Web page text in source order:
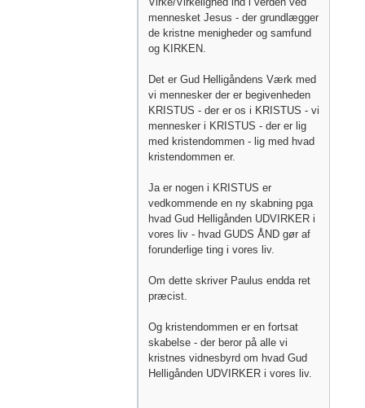
mennesket Jesus - der grundlægger
de kristne menigheder og samfund
og KIRKEN.
Det er Gud Helligåndens Værk med
vi mennesker der er begivenheden
KRISTUS - der er os i KRISTUS - vi
mennesker i KRISTUS - der er lig
med kristendommen - lig med hvad
kristendommen er.
Ja er nogen i KRISTUS er
vedkommende en ny skabning pga
hvad Gud Helligånden UDVIRKER i
vores liv - hvad GUDS ÅND gør af
forunderlige ting i vores liv.
Om dette skriver Paulus endda ret
præcist.
Og kristendommen er en fortsat
skabelse - der beror på alle vi
kristnes vidnesbyrd om hvad Gud
Helligånden UDVIRKER i vores liv.